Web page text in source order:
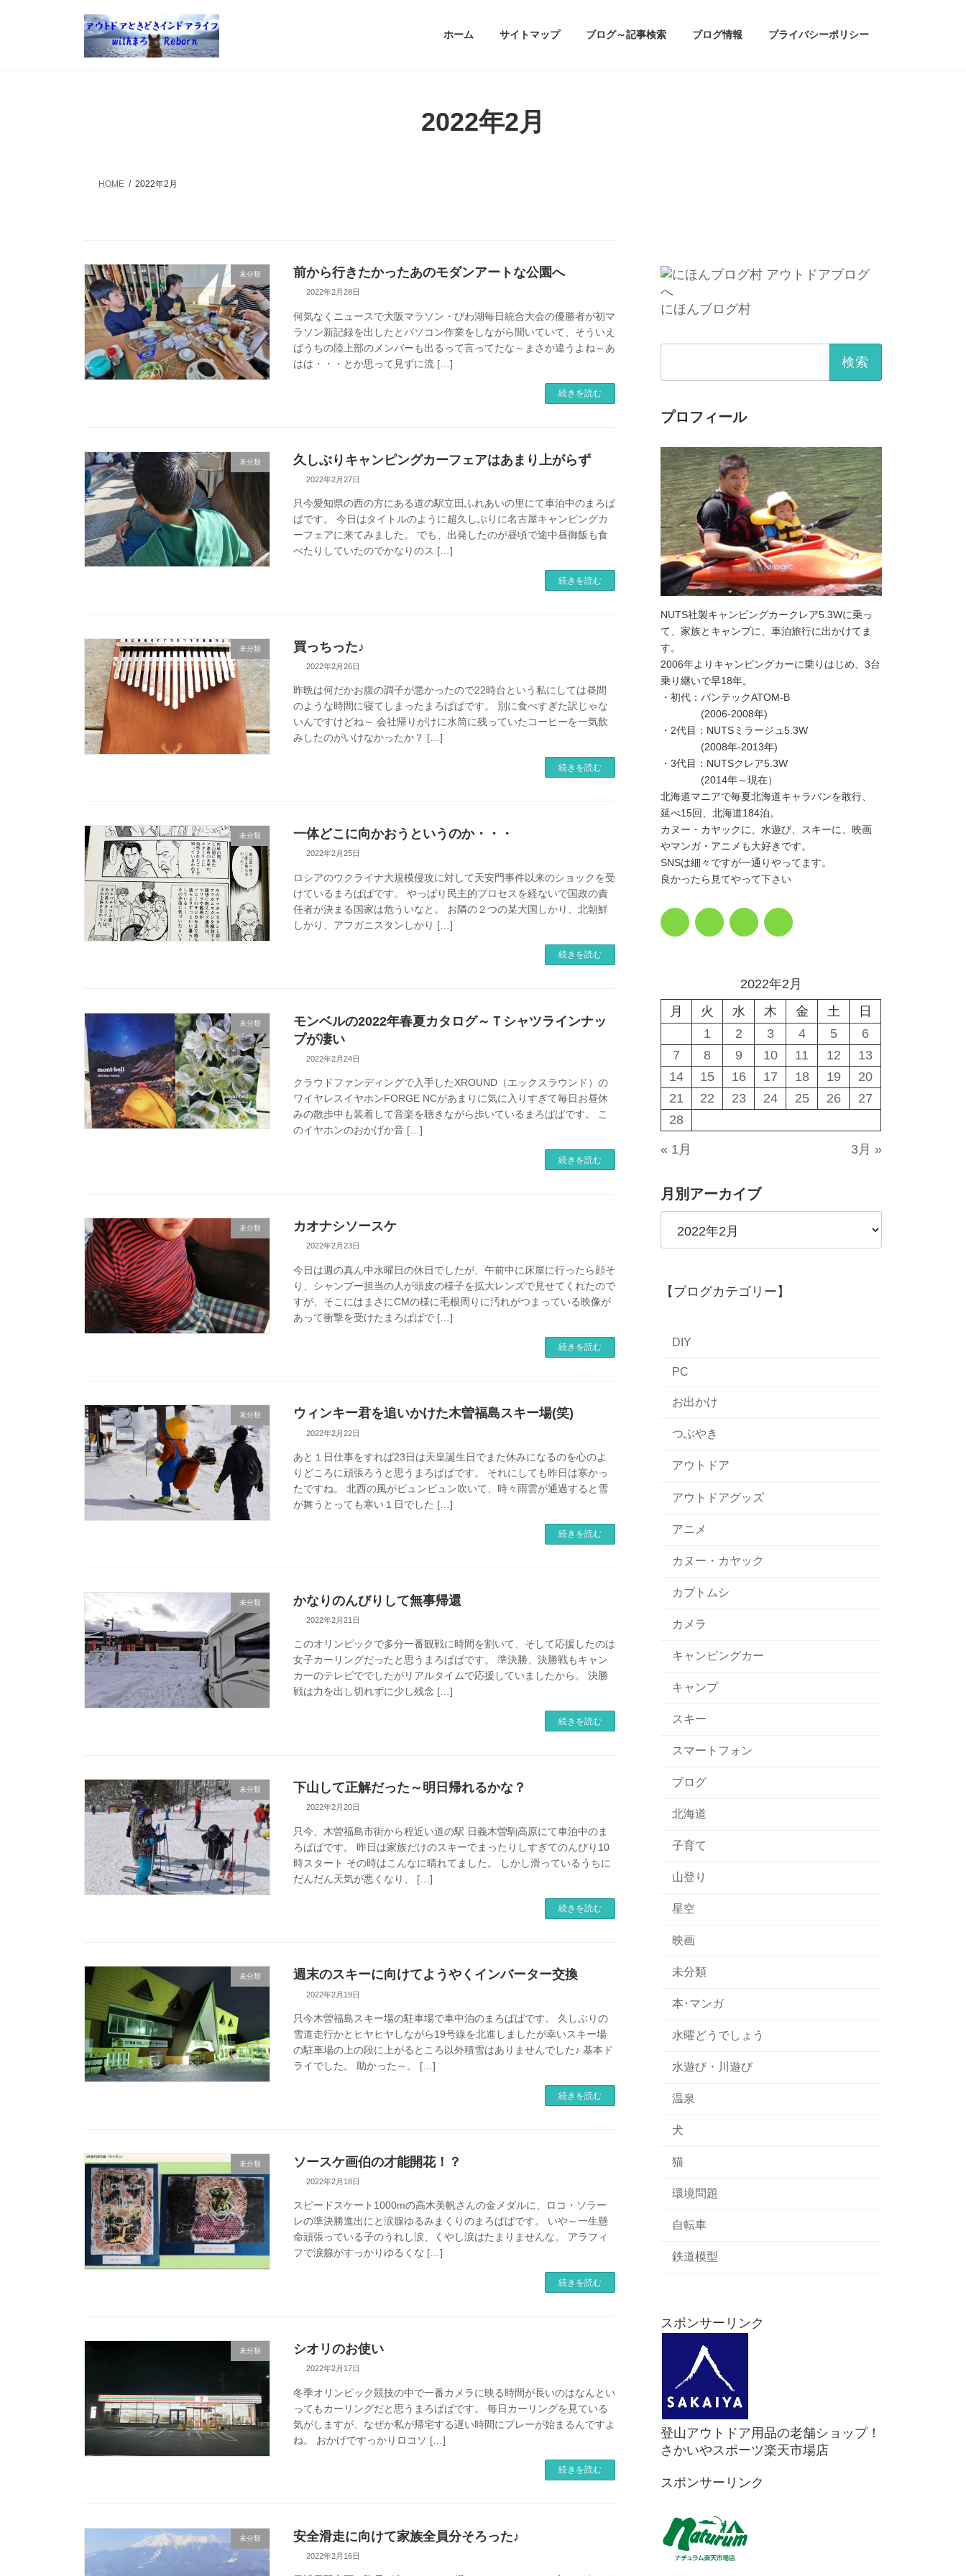
ホーム サイトマップ ブログ～記事検索 ブログ情報 プライバシーポリシー
2022年2月
HOME 2022年2月
未分類 前から行きたかったあのモダンアートな公園へ
2022年2月28日
何気なくニュースで大阪マラソン・びわ湖毎日統合大会の優勝者が初マ
ラソン新記録を出したとパソコン作業をしながら聞いていて、そういえ
ばうちの陸上部のメンバーも出るって言ってたな～まさか違うよね～あ
はは・・・とか思って見ずに流 […]
続きを読む
未分類 久しぶりキャンピングカーフェアはあまり上がらず
2022年2月27日
只今愛知県の西の方にある道の駅立田ふれあいの里にて車泊中のまろぱ
ぱです。 今日はタイトルのように超久しぶりに名古屋キャンピングカ
ーフェアに来てみました。 でも、出発したのが昼頃で途中昼御飯も食
べたりしていたのでかなりのス […]
続きを読む
未分類 買っちった♪
2022年2月26日
昨晩は何だかお腹の調子が悪かったので22時台という私にしては昼間
のような時間に寝てしまったまろぱぱです。 別に食べすぎた訳じゃな
いんですけどね～ 会社帰りがけに水筒に残っていたコーヒーを一気飲
みしたのがいけなかったか？ […]
続きを読む
未分類 一体どこに向かおうというのか・・・
2022年2月25日
ロシアのウクライナ大規模侵攻に対して天安門事件以来のショックを受
けているまろぱぱです。 やっぱり民主的プロセスを経ないで国政の責
任者が決まる国家は危ういなと。 お隣の２つの某大国しかり、北朝鮮
しかり、アフガニスタンしかり […]
続きを読む
未分類
モンベルの2022年春夏カタログ～Ｔシャツラインナッ
プが凄い
2022年2月24日
クラウドファンディングで入手したXROUND（エックスラウンド）の
ワイヤレスイヤホンFORGE NCがあまりに気に入りすぎて毎日お昼休
みの散歩中も装着して音楽を聴きながら歩いているまろぱぱです。 こ
のイヤホンのおかげか音 […]
続きを読む
未分類 カオナシソースケ
2022年2月23日
今日は週の真ん中水曜日の休日でしたが、午前中に床屋に行ったら顔そ
り、シャンプー担当の人が頭皮の様子を拡大レンズで見せてくれたので
すが、そこにはまさにCMの様に毛根周りに汚れがつまっている映像が
あって衝撃を受けたまろぱぱで […]
続きを読む
未分類 ウィンキー君を追いかけた木曽福島スキー場(笑)
2022年2月22日
あと１日仕事をすれば23日は天皇誕生日でまた休みになるのを心のよ
りどころに頑張ろうと思うまろぱぱです。 それにしても昨日は寒かっ
たですね。 北西の風がビュンビュン吹いて、時々雨雲が通過すると雪
が舞うとっても寒い１日でした […]
続きを読む
未分類 かなりのんびりして無事帰還
2022年2月21日
このオリンピックで多分一番観戦に時間を割いて、そして応援したのは
女子カーリングだったと思うまろぱぱです。 準決勝、決勝戦もキャン
カーのテレビででしたがリアルタイムで応援していましたから。 決勝
戦は力を出し切れずに少し残念 […]
続きを読む
未分類 下山して正解だった～明日帰れるかな？
2022年2月20日
只今、木曽福島市街から程近い道の駅 日義木曽駒高原にて車泊中のま
ろぱぱです。 昨日は家族だけのスキーでまったりしすぎてのんびり10
時スタート その時はこんなに晴れてました。 しかし滑っているうちに
だんだん天気が悪くなり、 […]
続きを読む
未分類 週末のスキーに向けてようやくインバーター交換
2022年2月19日
只今木曽福島スキー場の駐車場で車中泊のまろぱぱです。 久しぶりの
雪道走行かとヒヤヒヤしながら19号線を北進しましたが幸いスキー場
の駐車場の上の段に上がるところ以外積雪はありませんでした♪ 基本ド
ライでした。 助かった～。 […]
続きを読む
未分類 ソースケ画伯の才能開花！？
2022年2月18日
スピードスケート1000mの高木美帆さんの金メダルに、ロコ・ソラー
レの準決勝進出にと涙腺ゆるみまくりのまろぱぱです。 いや～一生懸
命頑張っている子のうれし涙、くやし涙はたまりませんな。 アラフィ
フで涙腺がすっかりゆるくな […]
続きを読む
未分類 シオリのお使い
2022年2月17日
冬季オリンピック競技の中で一番カメラに映る時間が長いのはなんとい
ってもカーリングだと思うまろぱぱです。 毎日カーリングを見ている
気がしますが、なぜか私が帰宅する遅い時間にプレーが始まるんですよ
ね。 おかげですっかりロコソ […]
続きを読む
未分類 安全滑走に向けて家族全員分そろった♪
2022年2月16日
にほんブログ村
プロフィール
NUTS社製キャンピングカークレア5.3Wに乗っ
て、家族とキャンプに、車泊旅行に出かけてま
す。
2006年よりキャンピングカーに乗りはじめ、3台
乗り継いで早18年。
・初代：バンテックATOM-B
(2006-2008年)
・2代目：NUTSミラージュ5.3W
(2008年-2013年)
・3代目：NUTSクレア5.3W
(2014年～現在）
北海道マニアで毎夏北海道キャラバンを敢行、
延べ15回、北海道184泊。
カヌー・カヤックに、水遊び、スキーに、映画
やマンガ・アニメも大好きです。
SNSは細々ですが一通りやってます。
良かったら見てやって下さい
2022年2月
月
火 水 木 金 土
日
1
2 3 4 5
6
7
8 9 10 11 12
13
14
15 16 17 18 19
20
21
22 23 24 25 26
27
28
« 1月 3月 »
月別アーカイブ
【ブログカテゴリー】
DIY
PC
お出かけ
つぶやき
アウトドア
アウトドアグッズ
アニメ
カヌー・カヤック
カブトムシ
カメラ
キャンピングカー
キャンプ
スキー
スマートフォン
ブログ
北海道
子育て
山登り
星空
映画
未分類
本･マンガ
水曜どうでしょう
水遊び・川遊び
温泉
犬
猫
環境問題
自転車
鉄道模型
スポンサーリンク
登山アウトドア用品の老舗ショップ！
さかいやスポーツ楽天市場店
スポンサーリンク